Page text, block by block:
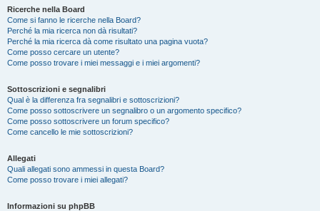
Ricerche nella Board
Come si fanno le ricerche nella Board?
Perché la mia ricerca non dà risultati?
Perché la mia ricerca dà come risultato una pagina vuota?
Come posso cercare un utente?
Come posso trovare i miei messaggi e i miei argomenti?
Sottoscrizioni e segnalibri
Qual è la differenza fra segnalibri e sottoscrizioni?
Come posso sottoscrivere un segnalibro o un argomento specifico?
Come posso sottoscrivere un forum specifico?
Come cancello le mie sottoscrizioni?
Allegati
Quali allegati sono ammessi in questa Board?
Come posso trovare i miei allegati?
Informazioni su phpBB